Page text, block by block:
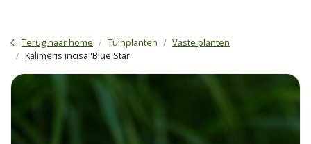
Terug naar home Tuinplanten
Vaste planten
Kalimeris incisa 'Blue Star'